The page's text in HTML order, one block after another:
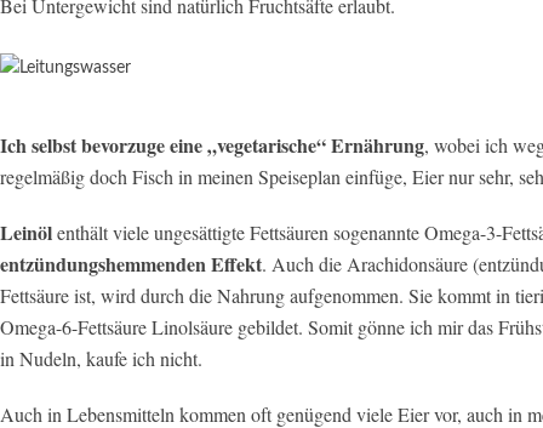
Bei Untergewicht sind natürlich Fruchtsäfte erlaubt.
Ich selbst bevorzuge eine „vegetarische“ Ernährung, wobei ich
regelmäßig doch Fisch in meinen Speiseplan einfüge, Eier nur sehr,
Leinölenthält viele ungesättigte Fettsäuren sogenannte Omega-3-
entzündungshemmenden Effekt. Auch die Arachidonsäure
Fettsäure ist, wird durch die Nahrung aufgenommen. Sie kommt in
Omega-6-Fettsäure Linolsäure gebildet. Somit gönne ich mir das
in Nudeln, kaufe ich nicht.
Auch in Lebensmitteln kommen oft genügend viele Eier vor, auch in